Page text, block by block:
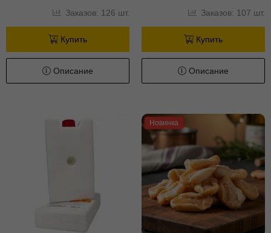
Заказов: 126 шт.
Купить
Описание
Заказов: 107 шт.
Купить
Описание
Новинка